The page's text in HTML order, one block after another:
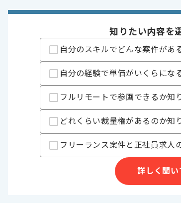
精算基準時間
150時間〜200時間
15日
参画したい方にオススメの案件です。
知りたい内容を
自分のスキルでどんな案件があ
自分の経験で単価がいくらにな
フルリモートで参画できるか知
どれくらい裁量権があるのか知
フリーランス案件と正社員求人
詳しく聞い